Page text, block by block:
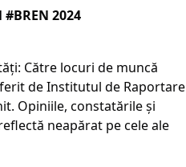
#BREN 2024
Către locuri de muncă
de Institutul de Raportare
Opiniile, constatările și
neapărat pe cele ale